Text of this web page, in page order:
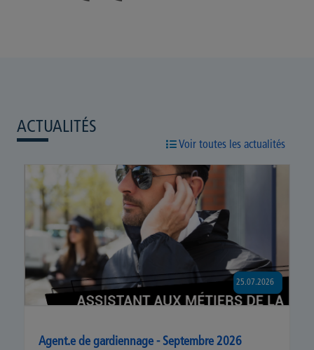
ACTUALITÉS
Voir toutes les actualités
Agent.e de gardiennage - Septembre 2026
25.07.2026